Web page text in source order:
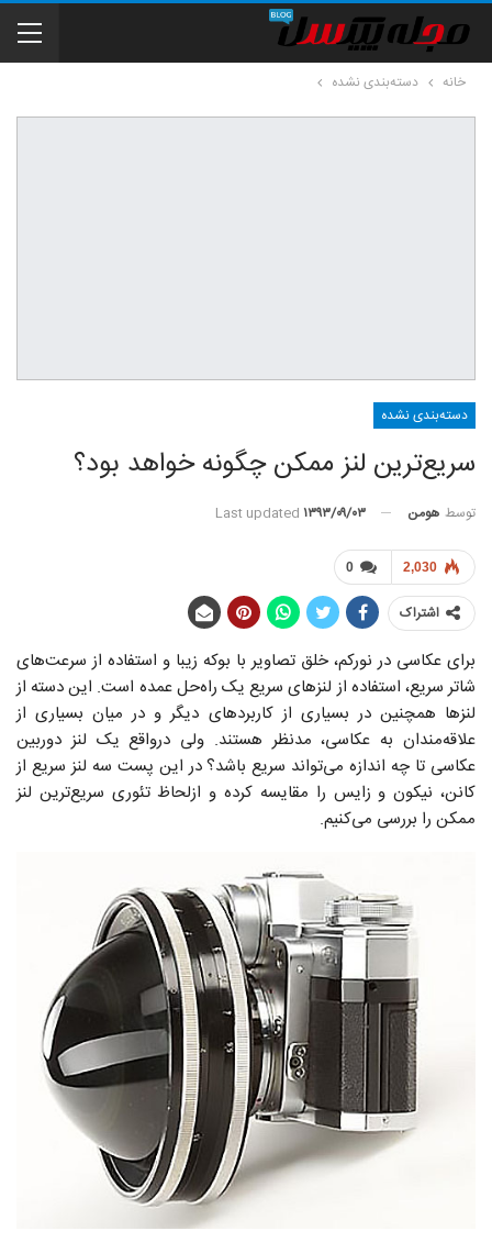
خانه دسته‌بندی نشده
دسته‌بندی نشده
سریع‌‌ترین لنز ممکن چگونه خواهد بود؟
توسط هومن Last updated ۱۳۹۳/۰۹/۰۳
0 2,030
اشتراک
برای عکاسی در نورکم، خلق تصاویر با بوکه زیبا و استفاده از سرعت‌های
شاتر سریع‌، استفاده از لنز‌های سریع یک راه‌حل عمده است. این دسته از
لنز‌ها همچنین در بسیاری از کاربردهای دیگر و در میان بسیاری از
علاقه‌مندان به عکاسی، مد‌نظر هستند. ولی درواقع یک لنز دوربین
عکاسی تا چه اندازه می‌تواند سریع باشد؟ در این پست سه لنز سریع از
کانن، نیکون و زایس را مقایسه کرده و ازلحاظ تئوری سریع‌ترین لنز
ممکن را بررسی می‌کنیم.